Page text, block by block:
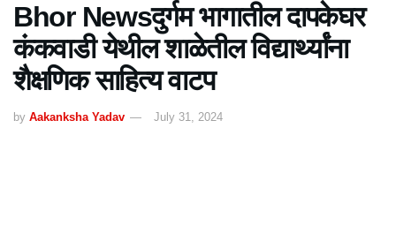
Bhor Newsदुर्गम भागातील दापकेघर
कंकवाडी येथील शाळेतील विद्यार्थ्यांना
शैक्षणिक साहित्य वाटप
by Aakanksha Yadav July 31, 2024